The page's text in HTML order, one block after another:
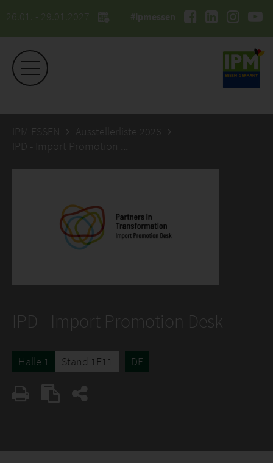
26.01. - 29.01.2027 #ipmessen
IPM ESSEN
Ausstellerliste 2026
IPD - Import Promotion Desk
IPD - Import Promotion Desk
Halle 1 Stand 1E11 DE